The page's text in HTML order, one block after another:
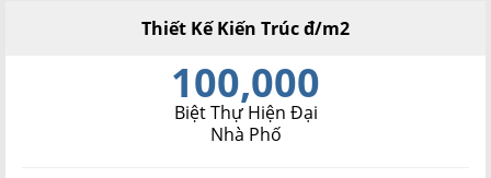
Thiết Kế Kiến Trúc đ/m2
100,000
Biệt Thự Hiện Đại
Nhà Phố